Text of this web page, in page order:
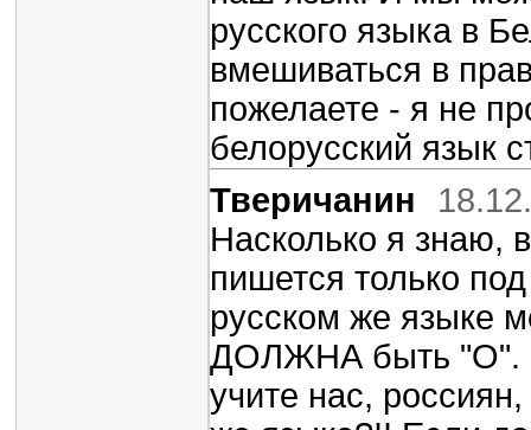
русского языка в
вмешиваться в
пожелаете - я не
белорусский язык
Тверичанин
Насколько я знаю,
пишется только
русском же языке
ДОЛЖНА быть "О".
учите нас,